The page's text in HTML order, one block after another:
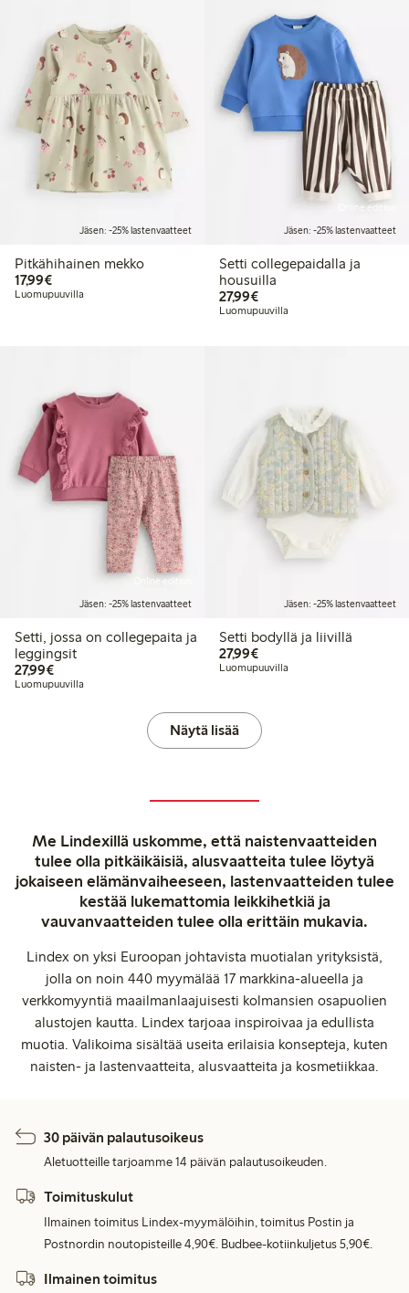
Jäsen: -25% lastenvaatteet
Pitkähihainen mekko
17,99€17,99 €
Luomupuuvilla
Online edition
Jäsen: -25% lastenvaatteet
Setti collegepaidalla ja
housuilla
27,99€27,99 €
Luomupuuvilla
Online edition
Jäsen: -25% lastenvaatteet
Setti, jossa on collegepaita ja
leggingsit
27,99€27,99 €
Luomupuuvilla
Jäsen: -25% lastenvaatteet
Setti bodyllä ja liivillä
27,99€27,99 €
Luomupuuvilla
Näytä lisää
Me Lindexillä uskomme, että naistenvaatteiden
tulee olla pitkäikäisiä, alusvaatteita tulee löytyä
jokaiseen elämänvaiheeseen, lastenvaatteiden tulee
kestää lukemattomia leikkihetkiä ja
vauvanvaatteiden tulee olla erittäin mukavia.
Lindex on yksi Euroopan johtavista muotialan yrityksistä,
jolla on noin 440 myymälää 17 markkina-alueella ja
verkkomyyntiä maailmanlaajuisesti kolmansien osapuolien
alustojen kautta. Lindex tarjoaa inspiroivaa ja edullista
muotia. Valikoima sisältää useita erilaisia konsepteja, kuten
naisten- ja lastenvaatteita, alusvaatteita ja kosmetiikkaa.
30 päivän palautusoikeus
Aletuotteille tarjoamme 14 päivän palautusoikeuden.
Toimituskulut
Ilmainen toimitus Lindex-myymälöihin, toimitus Postin ja
Postnordin noutopisteille 4,90€. Budbee-kotiinkuljetus 5,90€.
Ilmainen toimitus